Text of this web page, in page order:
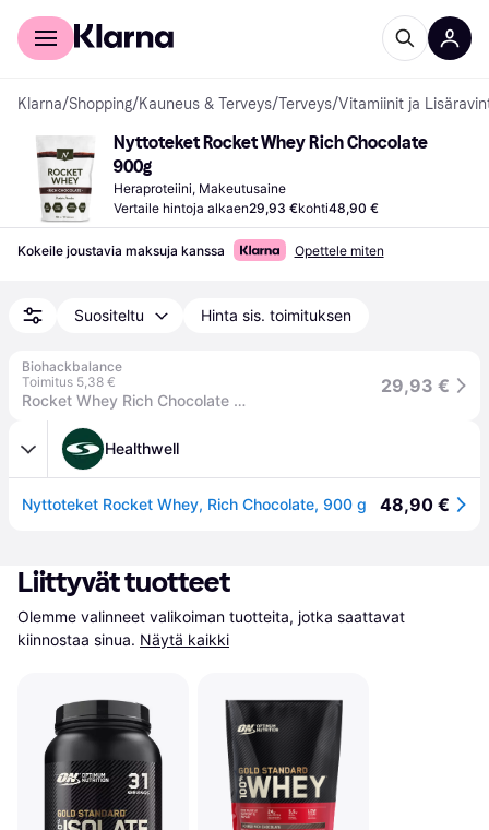
Kuluttajille
Klarna/Shopping/Kauneus & Terveys/Terveys/Vitamiinit ja
Nyttoteket Rocket Whey Rich Chocolate
900g
Heraproteiini, Makeutusaine
Vertaile hintoja alkaen29,93 €kohti48,90 €
Kokeile joustavia maksuja kanssa Opettele miten
Suositeltu Hinta sis. toimituksen
Biohackbalance
Toimitus 5,38 €
Rocket Whey Rich Chocolate 900 g Nyttoteket
29,93 €
Healthwell
Nyttoteket Rocket Whey, Rich Chocolate, 900 g 48,90 €
Liittyvät tuotteet
Olemme valinneet valikoiman tuotteita, jotka saattavat
kiinnostaa sinua. Näytä kaikki